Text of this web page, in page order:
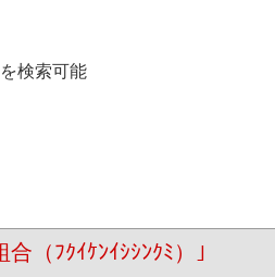
検索可能
（ﾌｸｲｹﾝｲｼｼﾝｸﾐ）｣